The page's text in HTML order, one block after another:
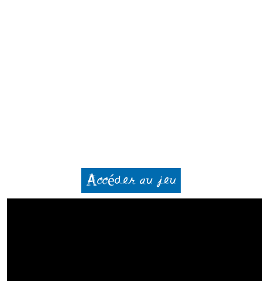
Accéder au jeu